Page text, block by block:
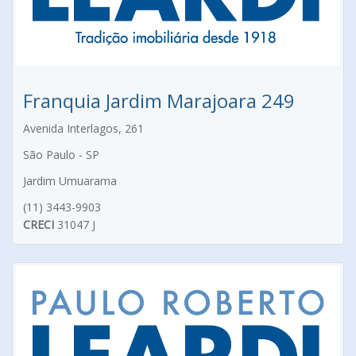
Franquia Jardim Marajoara 249
Avenida Interlagos, 261
São Paulo - SP
Jardim Umuarama
(11) 3443-9903
CRECI 31047 J